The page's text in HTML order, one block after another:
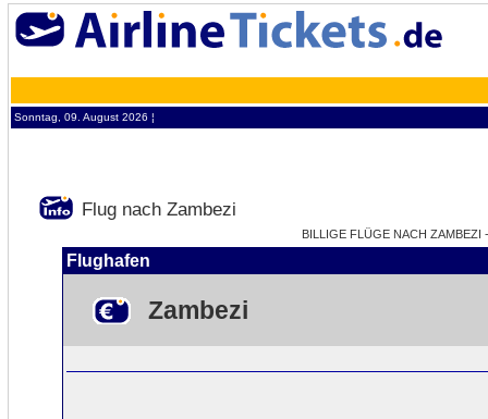
Sonntag, 09. August 2026 ¦
Flug nach Zambezi
BILLIGE FLÜGE NACH ZAMBEZI
Flughafen
Zambezi